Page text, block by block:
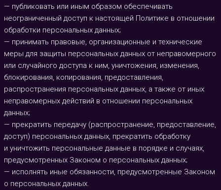
— публиковать или иным образом обеспечивать
неограниченный доступ к настоящей Политике в отношении
обработки персональных данных;
— принимать правовые, организационные и технические
меры для защиты персональных данных от неправомерного
или случайного доступа к ним, уничтожения, изменения,
блокирования, копирования, предоставления,
распространения персональных данных, а также от иных
неправомерных действий в отношении персональных
данных;
— прекратить передачу (распространение, предоставление,
доступ) персональных данных, прекратить обработку
и уничтожить персональные данные в порядке и случаях,
предусмотренных Законом о персональных данных;
— исполнять иные обязанности, предусмотренные Законом
о персональных данных.